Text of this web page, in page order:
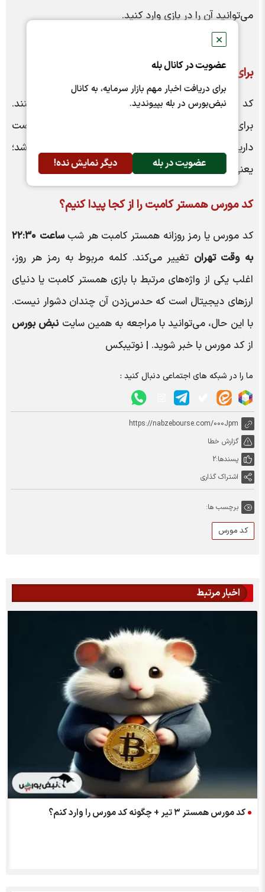
✕
عضویت در کانال بله
برای دریافت اخبار مهم بازار سرمایه، به کانال
نبض‌بورس در بله بپیوندید.
عضویت در بله دیگر نمایش نده!
می‌توانید آن را در بازی وارد کنید.
برای واردکردن کد مورس همستر چقدر زمان داریم؟
کد مورس همستر کامبت به‌صورت روزانه تغییر می‌کنند.
برای وارد کردن هر رمز همستر کامبت ۲۴ ساعت فرصت
دارید و پس از انتشار کد جدید، کد قبلی منقضی خواهد شد؛
یعنی ربات بازی دیگر آن را از شما نمی‌پذیرد.
کد مورس همستر کامبت را از کجا پیدا کنیم؟
کد مورس یا رمز روزانه همستر کامبت هر شب
ساعت ۲۲:۳۰
به وقت تهران تغییر می‌کند. کلمه مربوط به رمز هر روز،
اغلب یکی از واژه‌های مرتبط با بازی همستر کامبت یا دنیای
ارزهای دیجیتال است که حدس‌زدن آن چندان دشوار نیست.
با این حال، می‌توانید با مراجعه به همین سایتنبض بورس
از کد مورس با خبر شوید. | نوتیبکس
ما را در شبکه های اجتماعی دنبال کنید :
https://nabzebourse.com/000Jpm
گزارش خطا
پسندها:2
اشتراک گذاری
برچسب ها:
کد مورس
اخبار مرتبط
کد مورس همستر ۳ تیر + چگونه کد مورس را وارد کنم؟